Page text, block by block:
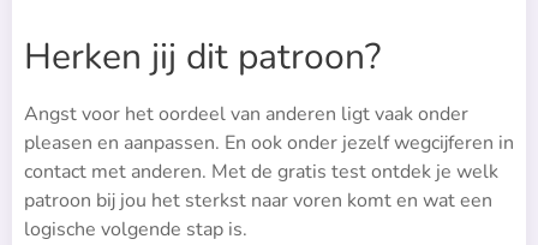
Herken jij dit patroon?
Angst voor het oordeel van anderen ligt vaak onder
pleasen en aanpassen. En ook onder jezelf wegcijferen in
contact met anderen. Met de gratis test ontdek je welk
patroon bij jou het sterkst naar voren komt en wat een
logische volgende stap is.